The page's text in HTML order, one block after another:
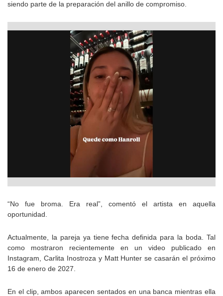
siendo parte de la preparación del anillo de compromiso.
“No fue broma. Era real”, comentó el artista en aquella
oportunidad.
Actualmente, la pareja ya tiene fecha definida para la boda. Tal
como mostraron recientemente en un video publicado en
Instagram, Carlita Inostroza y Matt Hunter se casarán el próximo
16 de enero de 2027.
En el clip, ambos aparecen sentados en una banca mientras ella